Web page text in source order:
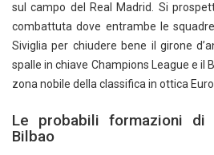
sul campo del Real Madrid. Si
combattuta dove entrambe le
Siviglia per chiudere bene il girone
spalle in chiave Champions League e il
zona nobile della classifica in ottica
Le probabili formazioni
Bilbao